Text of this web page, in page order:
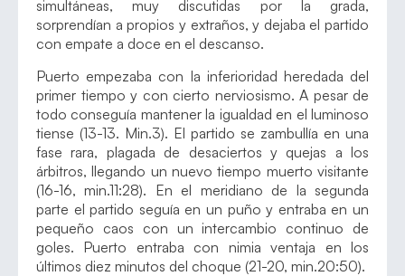
simultáneas, muy discutidas por la grada,
sorprendían a propios y extraños, y dejaba el partido
con empate a doce en el descanso.
Puerto empezaba con la inferioridad heredada del
primer tiempo y con cierto nerviosismo. A pesar de
todo conseguía mantener la igualdad en el luminoso
tiense (13-13. Min.3). El partido se zambullía en una
fase rara, plagada de desaciertos y quejas a los
árbitros, llegando un nuevo tiempo muerto visitante
(16-16, min.11:28). En el meridiano de la segunda
parte el partido seguía en un puño y entraba en un
pequeño caos con un intercambio continuo de
goles. Puerto entraba con nimia ventaja en los
últimos diez minutos del choque (21-20, min.20:50).